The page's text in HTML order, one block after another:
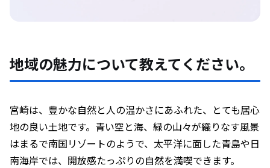
地域の魅力について教えてください。
宮崎は、豊かな自然と人の温かさにあふれた、とても居心
地の良い土地です。青い空と海、緑の山々が織りなす風景
はまるで南国リゾートのようで、太平洋に面した青島や日
南海岸では、開放感たっぷりの自然を満喫できます。